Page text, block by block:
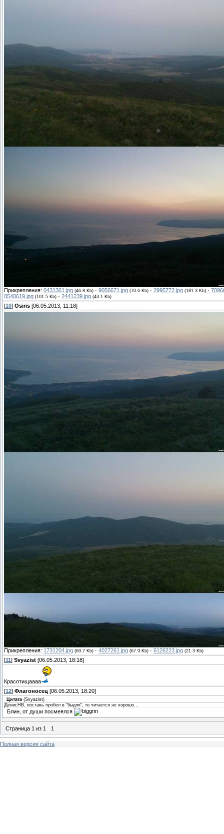
Прикрепления: 0431361.jpg (46.8 Kb) · 9056671.jpg (70.6 Kb) · 2995772.jpg (181.3 Kb) ·
0540619.jpg (101.5 Kb) · 2441239.jpg (43.1 Kb)
[10] Osiris [06.05.2013, 11:18]
Прикрепления: 1731204.jpg (69.7 Kb) · 4027261.jpg (67.9 Kb) · 6126223.jpg (21.3 Kb)
[11 ] Svyazist [06.05.2013, 18:18]
Красотищаааа
[12] Флагоносец [06.05.2013, 18:20]
Цитата (Svyazist)
ДенисНВ, поставь пробел в "быдля", то читается не хорошо...
Блин, от души посмеялся
Страница 1 из 1 1
Полная версия сайта